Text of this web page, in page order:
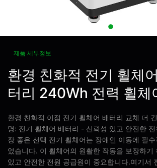
제품 세부정보
환경 친화적 전기 휠체
터리 240Wh 전력 휠체
환경 친화적 이점 전기 휠체어 배터리 교체 더
명: 전기 휠체어 배터리 - 신뢰성 있고 안전한
장 좋은 선택 전기 휠체어는 장애인 이동에 필
었습니다. 이 휠체어의 원활한 작동을 보장하기
있고 안전한 전원 공급원이 중요합니다.여기서